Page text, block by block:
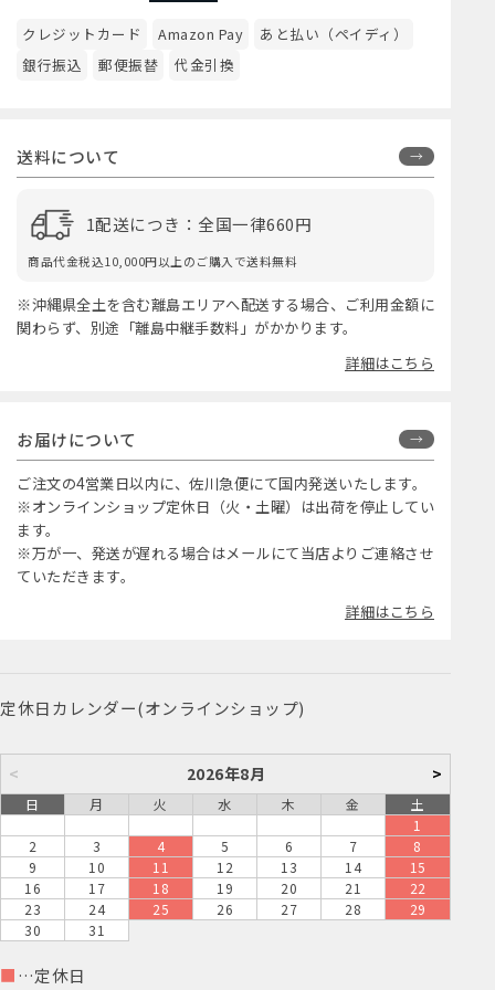
クレジットカード Amazon Pay
あと払い（ペイディ）
銀行振込
郵便振替 代金引換
送料について
1配送につき：全国一律660円
商品代金税込10,000円以上のご購入で送料無料
※沖縄県全土を含む離島エリアへ配送する場合、ご利用金額に
関わらず、別途「離島中継手数料」がかかります。
詳細はこちら
お届けについて
ご注文の4営業日以内に、佐川急便にて国内発送いたします。
※オンラインショップ定休日（火・土曜）は出荷を停止してい
ます。
※万が一、発送が遅れる場合はメールにて当店よりご連絡させ
ていただきます。
詳細はこちら
定休日カレンダー(オンラインショップ)
< 2026年8月 >
日 月 火 水 木 金
土
1
2
3 4 5 6 7
8
9
10 11 12 13 14
15
16
17 18 19 20 21
22
23
24 25 26 27 28
29
30
31
■ …定休日